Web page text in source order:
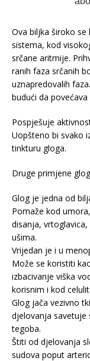
Ova biljka široko
sistema, kod
srčane aritmije.
ranih faza srčanih
uznapredovalih
budući da
Pospješuje
Uopšteno bi svako
tinkturu gloga.
Druge primjene
Glog je jedna od
Pomaže kod
disanja,
ušima.
Vrijedan je i u
Može se koristiti
izbacivanje viška
korisnim i kod
Glog jača vezivno
djelovanja savetuje
tegoba.
Štiti od djelovanja
sudova poput